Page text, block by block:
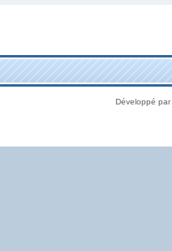
Développé par